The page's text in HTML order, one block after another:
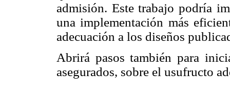
admisión. Este trabajo podría
una implementación más
adecuación a los diseños
Abrirá pasos también para
asegurados, sobre el usufructo